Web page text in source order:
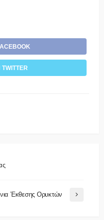
Έκθεσης Ορυκτών